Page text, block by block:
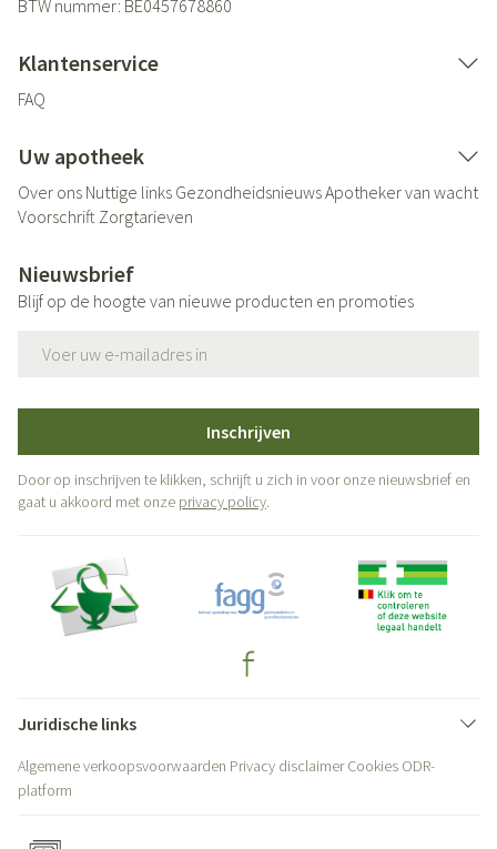
BTW nummer: BE0457678860
Klantenservice
FAQ
Uw apotheek
Over ons Nuttige links GezondheidsnieuwsApotheker van wacht
Voorschrift Zorgtarieven
Nieuwsbrief
Blijf op de hoogte van nieuwe producten en promoties
Inschrijven
Door op inschrijven te klikken, schrijft u zich in voor onze nieuwsbrief en
gaat u akkoord met onze privacy policy.
Juridische links
Algemene verkoopsvoorwaarden Privacy disclaimer Cookies ODR-
platform